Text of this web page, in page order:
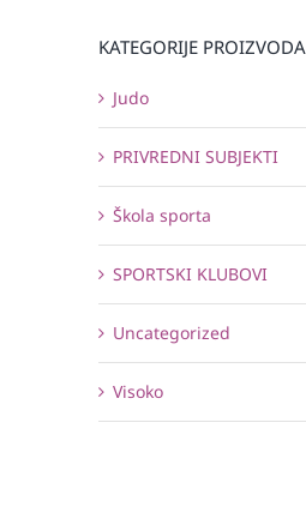
KATEGORIJE PROIZVODA
Judo
PRIVREDNI SUBJEKTI
Škola sporta
SPORTSKI KLUBOVI
Uncategorized
Visoko